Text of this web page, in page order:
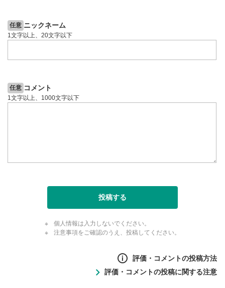
任意 ニックネーム
1文字以上、20文字以下
任意 コメント
1文字以上、1000文字以下
投稿する
個人情報は入力しないでください。
注意事項をご確認のうえ、投稿してください。
評価・コメントの投稿方法
評価・コメントの投稿に関する注意